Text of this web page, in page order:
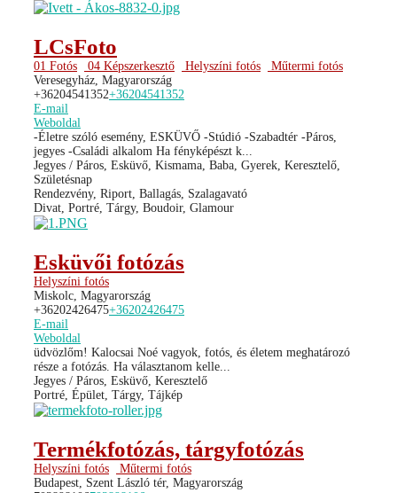
LCsFoto
01 Fotós 04 Képszerkesztő Helyszíni fotós
Műtermi fotós
Veresegyház, Magyarország
+36204541352+36204541352
E-mail
Weboldal
-Életre szóló esemény, ESKÜVŐ -Stúdió -Szabadtér -Páros,
jegyes -Családi alkalom Ha fényképészt k...
Jegyes / Páros, Esküvő, Kismama, Baba, Gyerek, Keresztelő,
Születésnap
Rendezvény, Riport, Ballagás, Szalagavató
Divat, Portré, Tárgy, Boudoir, Glamour
Esküvői fotózás
Helyszíni fotós
Miskolc, Magyarország
+36202426475+36202426475
E-mail
Weboldal
üdvözlőm! Kalocsai Noé vagyok, fotós, és életem meghatározó
része a fotózás. Ha választanom kelle...
Jegyes / Páros, Esküvő, Keresztelő
Portré, Épület, Tárgy, Tájkép
Termékfotózás, tárgyfotózás
Helyszíni fotós
Műtermi fotós
Budapest, Szent László tér, Magyarország